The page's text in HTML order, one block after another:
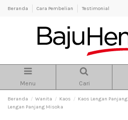
Beranda Cara Pembelian Testimonial
Menu Cari
Beranda Wanita Kaos Kaos Lengan Panjang
Lengan Panjang Misoka